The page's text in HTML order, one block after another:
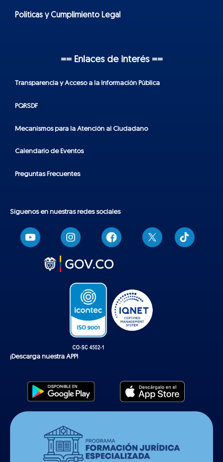
Políticas y Cumplimiento Legal
== Enlaces de interés ==
Transparencia y Acceso a la Información Pública
PQRSDF
Mecanismos para la Atención al Ciudadano
Calendario de Eventos
Preguntas Frecuentes
Síguenos en nuestras redes sociales
T
i
k
¡Descarga nuestra APP!